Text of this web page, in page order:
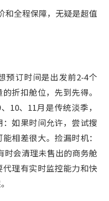
和全程保障，无疑是超值
预订时间是出发前2-4个
折扣舱位，先到先得。
10、11月是传统淡季，
如果时间允许，尝试搜
相差很大。捡漏时机：
时会清理未售出的商务舱
理有实时监控能力和快